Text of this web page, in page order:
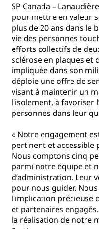
SP Canada –
pour mettre en valeur
plus de 20 ans dans le
vie des personnes
efforts collectifs de
sclérose en plaques et
impliquée dans son
déploie une offre de
visant à maintenir un
l’isolement, à favoriser
personnes dans leur
« Notre engagement
pertinent et
Nous comptons cinq
parmi notre équipe et
d’administration. Leur
pour nous guider.
l’implication précieuse
et partenaires
la réalisation de notre